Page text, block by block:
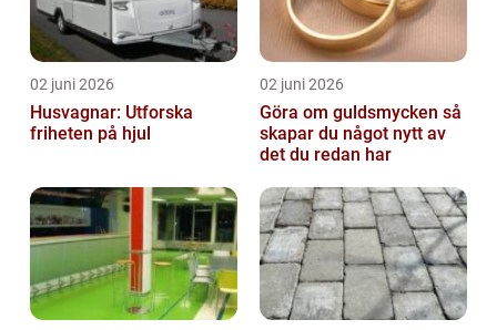
02 juni 2026
Husvagnar: Utforska
friheten på hjul
02 juni 2026
Göra om guldsmycken så
skapar du något nytt av
det du redan har